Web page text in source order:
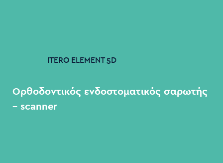
ITERO ELEMENT 5D
Ορθοδοντικός ενδοστοματικός σαρωτής
– scanner